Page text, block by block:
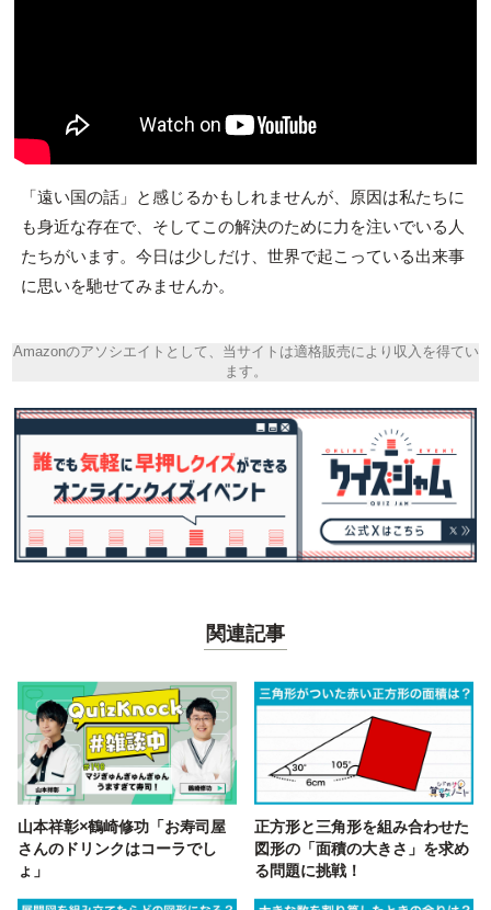
「遠い国の話」と感じるかもしれませんが、原因は私たちに
も身近な存在で、そしてこの解決のために力を注いでいる人
たちがいます。今日は少しだけ、世界で起こっている出来事
に思いを馳せてみませんか。
Amazonのアソシエイトとして、当サイトは適格販売により収入を得てい
ます。
関連記事
山本祥彰×鶴崎修功「お寿司屋
さんのドリンクはコーラでし
ょ」
正方形と三角形を組み合わせた
図形の「面積の大きさ」を求め
る問題に挑戦！